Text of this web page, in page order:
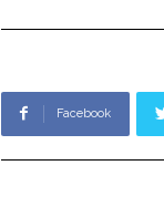
Facebook